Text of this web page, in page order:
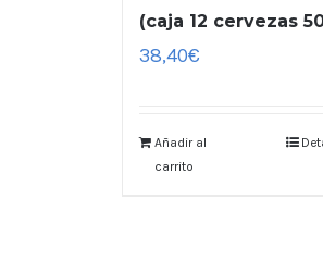
(caja 12 cervezas
38,40€
Añadir al
carrito